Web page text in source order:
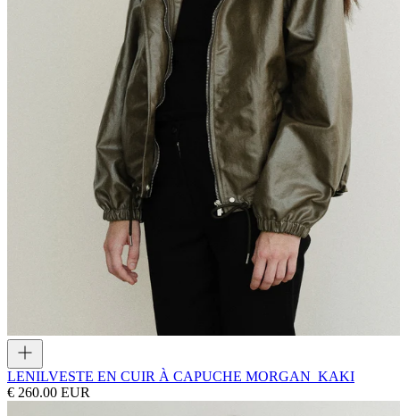
LENILVESTE EN CUIR À CAPUCHE MORGAN_KAKI
€ 260.00 EUR